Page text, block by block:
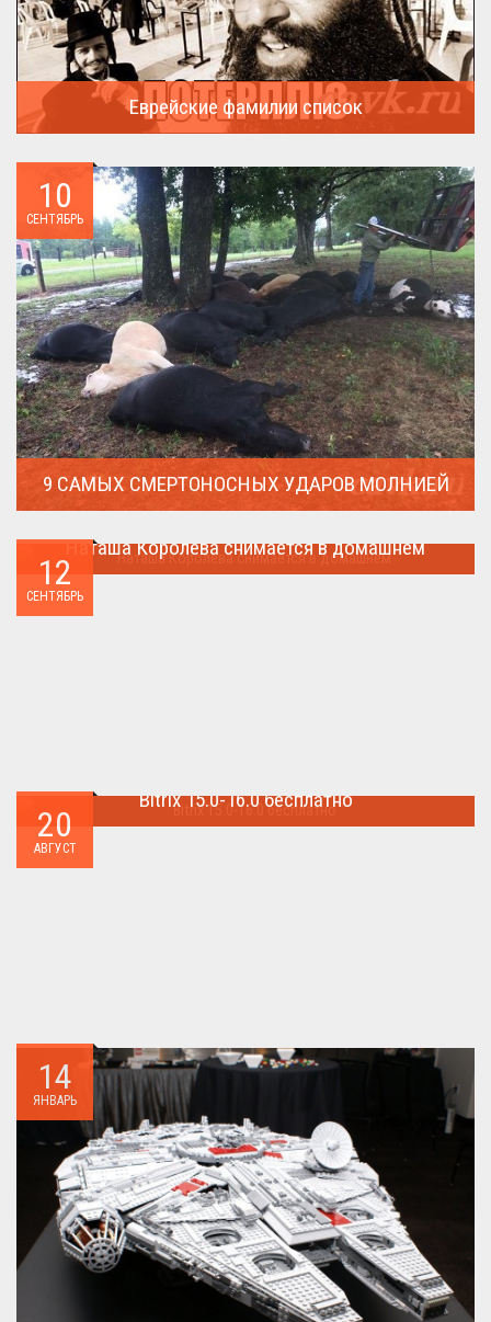
Еврейские фамилии список
10
СЕНТЯБРЬ
9 САМЫХ СМЕРТОНОСНЫХ УДАРОВ МОЛНИЕЙ
12
СЕНТЯБРЬ
Наташа Королева снимается в домашнем
20
АВГУСТ
Bitrix 15.0-16.0 бесплатно
14
ЯНВАРЬ